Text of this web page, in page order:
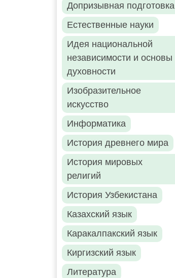
Допризывная подготовка
Естественные науки
Идея национальной
независимости и основы
духовности
Изобразительное
искусство
Информатика
История древнего мира
История мировых
религий
История Узбекистана
Казахский язык
Каракалпакский язык
Киргизский язык
Литература